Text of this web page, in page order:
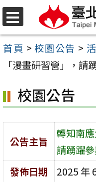
選
單
跳
至
主
容
區
首頁 >校園公告 >
「漫畫研習營」，請
校園公告
公告主旨
轉知南
請踴躍
發佈日期
2025 年